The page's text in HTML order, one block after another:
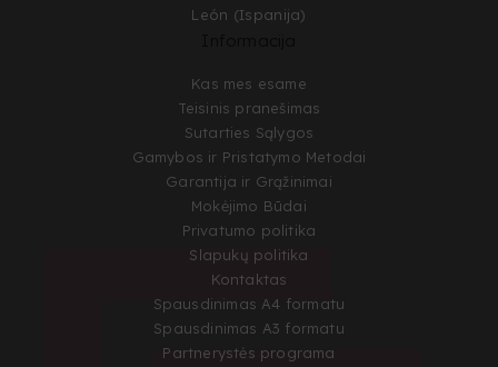
León (Ispanija)
Kas mes esame
Teisinis pranešimas
Sutarties Sąlygos
Gamybos ir Pristatymo Metodai
Garantija ir Grąžinimai
Mokėjimo Būdai
Privatumo politika
Slapukų politika
Kontaktas
Spausdinimas A4 formatu
Spausdinimas A3 formatu
Partnerystės programa